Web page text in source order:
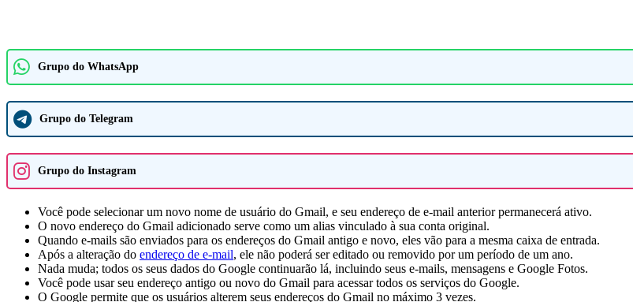
Grupo do WhatsApp
Grupo do Telegram
Grupo do Instagram
Você pode selecionar um novo nome de usuário do Gmail, e seu endereço de e-mail anterior permanecerá ativo.
O novo endereço do Gmail adicionado serve como um alias vinculado à sua conta original.
Quando e-mails são enviados para os endereços do Gmail antigo e novo, eles vão para a mesma caixa de entrada.
Após a alteração do endereço de e-mail, ele não poderá ser editado ou removido por um período de um ano.
Nada muda; todos os seus dados do Google continuarão lá, incluindo seus e-mails, mensagens e Google Fotos.
Você pode usar seu endereço antigo ou novo do Gmail para acessar todos os serviços do Google.
O Google permite que os usuários alterem seus endereços do Gmail no máximo 3 vezes.